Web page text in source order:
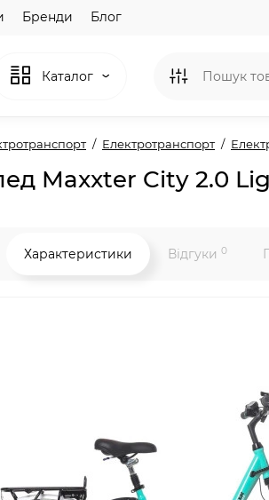
Бренди Блог
Каталог
Електротранспорт
Maxxter City 2.0
Характеристики Відгуки 0